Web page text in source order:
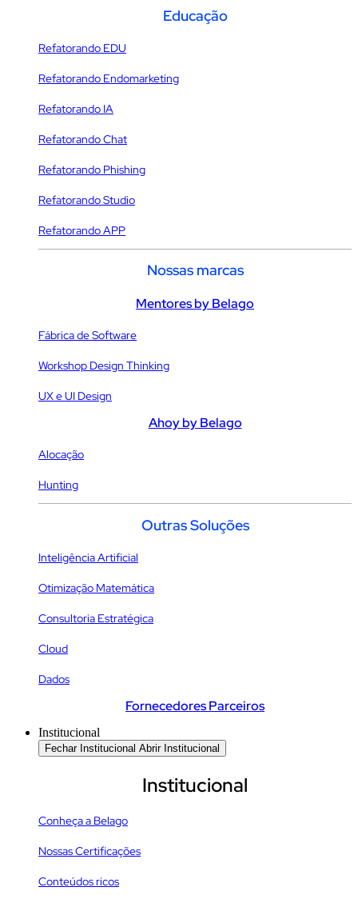
Educação
Refatorando EDU
Refatorando Endomarketing
Refatorando IA
Refatorando Chat
Refatorando Phishing
Refatorando Studio
Refatorando APP
Nossas marcas
Mentores by Belago
Fábrica de Software
Workshop Design Thinking
UX e UI Design
Ahoy by Belago
Alocação
Hunting
Outras Soluções
Inteligência Artificial
Otimização Matemática
Consultoria Estratégica
Cloud
Dados
Fornecedores Parceiros
Institucional
Fechar Institucional Abrir Institucional
Institucional
Conheça a Belago
Nossas Certificações
Conteúdos ricos